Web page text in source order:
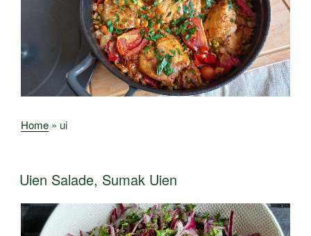
Home » ui
Uien Salade, Sumak Uien